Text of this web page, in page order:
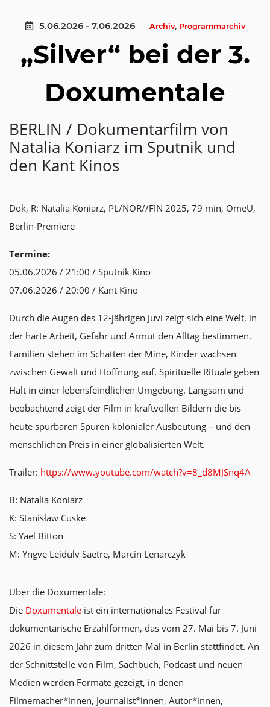
5.06.2026 - 7.06.2026 Archiv, Programmarchiv
„Silver“ bei der 3.
Doxumentale
BERLIN / Dokumentarfilm von
Natalia Koniarz im Sputnik und
den Kant Kinos
Dok, R: Natalia Koniarz, PL/NOR//FIN 2025, 79 min, OmeU,
Berlin-Premiere
Termine:
05.06.2026 / 21:00 / Sputnik Kino
07.06.2026 / 20:00 / Kant Kino
Durch die Augen des 12-jährigen Juvi zeigt sich eine Welt, in
der harte Arbeit, Gefahr und Armut den Alltag bestimmen.
Familien stehen im Schatten der Mine, Kinder wachsen
zwischen Gewalt und Hoffnung auf. Spirituelle Rituale geben
Halt in einer lebensfeindlichen Umgebung. Langsam und
beobachtend zeigt der Film in kraftvollen Bildern die bis
heute spürbaren Spuren kolonialer Ausbeutung – und den
menschlichen Preis in einer globalisierten Welt.
Trailer: https://www.youtube.com/watch?v=8_d8MJSnq4A
B: Natalia Koniarz
K: Stanisław Cuske
S: Yael Bitton
M: Yngve Leidulv Saetre, Marcin Lenarczyk
Über die Doxumentale:
Die Doxumentale ist ein internationales Festival für
dokumentarische Erzählformen, das vom 27. Mai bis 7. Juni
2026 in diesem Jahr zum dritten Mal in Berlin stattfindet. An
der Schnittstelle von Film, Sachbuch, Podcast und neuen
Medien werden Formate gezeigt, in denen
Filmemacher*innen, Journalist*innen, Autor*innen,